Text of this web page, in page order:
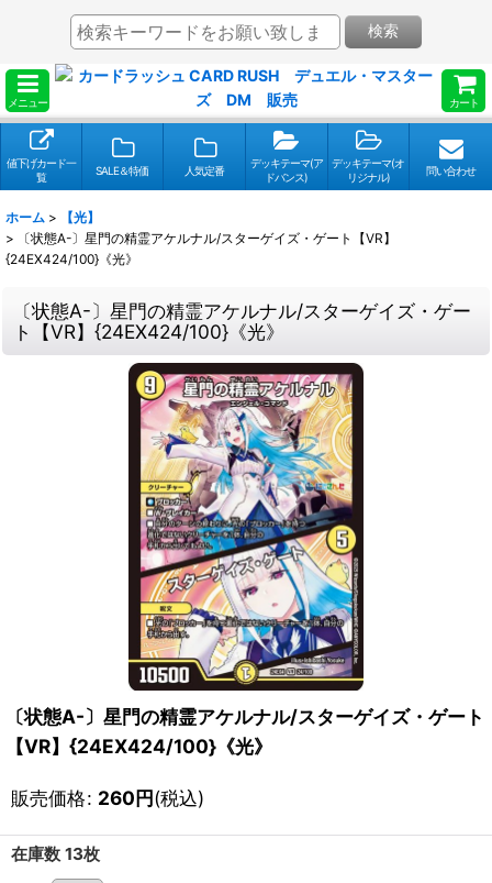
メニュー カート
検索
値下げカード一
覧
SALE＆特価 人気定番
デッキテーマ(ア
ドバンス)
デッキテーマ(オ
リジナル)
問い合わせ
ホーム >
【光】
>
〔状態A-〕星門の精霊アケルナル/スターゲイズ・ゲート【VR】
{24EX424/100}《光》
〔状態A-〕星門の精霊アケルナル/スターゲイズ・ゲー
ト【VR】{24EX424/100}《光》
〔状態A-〕星門の精霊アケルナル/スターゲイズ・ゲート
【VR】{24EX424/100}《光》
販売価格: 260円(税込)
在庫数 13枚